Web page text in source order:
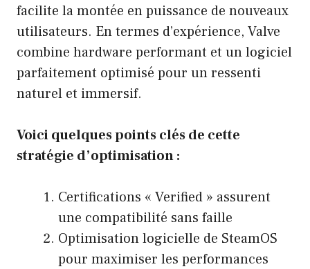
facilite la montée en puissance de nouveaux
utilisateurs. En termes d’expérience, Valve
combine hardware performant et un logiciel
parfaitement optimisé pour un ressenti
naturel et immersif.
Voici quelques points clés de cette
stratégie d’optimisation :
Certifications « Verified » assurent
une compatibilité sans faille
Optimisation logicielle de SteamOS
pour maximiser les performances